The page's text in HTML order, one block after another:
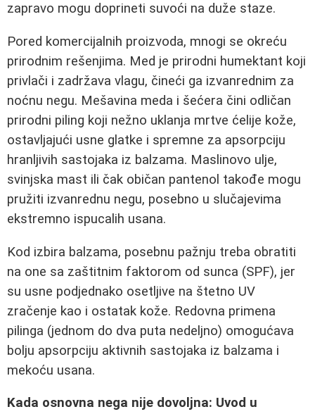
zapravo mogu doprineti suvoći na duže staze.
Pored komercijalnih proizvoda, mnogi se okreću
prirodnim rešenjima. Med je prirodni humektant koji
privlači i zadržava vlagu, čineći ga izvanrednim za
noćnu negu. Mešavina meda i šećera čini odličan
prirodni piling koji nežno uklanja mrtve ćelije kože,
ostavljajući usne glatke i spremne za apsorpciju
hranljivih sastojaka iz balzama. Maslinovo ulje,
svinjska mast ili čak običan pantenol takođe mogu
pružiti izvanrednu negu, posebno u slučajevima
ekstremno ispucalih usana.
Kod izbira balzama, posebnu pažnju treba obratiti
na one sa zaštitnim faktorom od sunca (SPF), jer
su usne podjednako osetljive na štetno UV
zračenje kao i ostatak kože. Redovna primena
pilinga (jednom do dva puta nedeljno) omogućava
bolju apsorpciju aktivnih sastojaka iz balzama i
mekoću usana.
Kada osnovna nega nije dovoljna: Uvod u